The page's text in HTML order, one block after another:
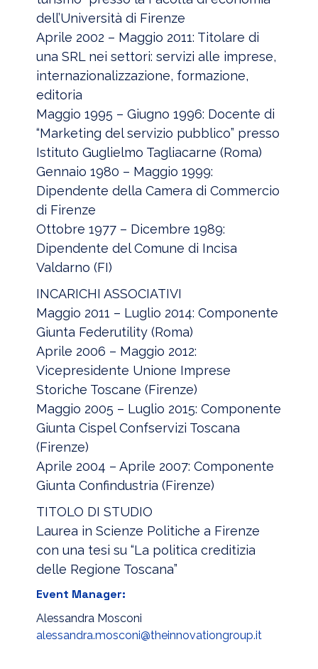
dell’Università di Firenze
Aprile 2002 – Maggio 2011: Titolare di
una SRL nei settori: servizi alle imprese,
internazionalizzazione, formazione,
editoria
Maggio 1995 – Giugno 1996: Docente di
“Marketing del servizio pubblico” presso
Istituto Guglielmo Tagliacarne (Roma)
Gennaio 1980 – Maggio 1999:
Dipendente della Camera di Commercio
di Firenze
Ottobre 1977 – Dicembre 1989:
Dipendente del Comune di Incisa
Valdarno (FI)
INCARICHI ASSOCIATIVI
Maggio 2011 – Luglio 2014: Componente
Giunta Federutility (Roma)
Aprile 2006 – Maggio 2012:
Vicepresidente Unione Imprese
Storiche Toscane (Firenze)
Maggio 2005 – Luglio 2015: Componente
Giunta Cispel Confservizi Toscana
(Firenze)
Aprile 2004 – Aprile 2007: Componente
Giunta Confindustria (Firenze)
TITOLO DI STUDIO
Laurea in Scienze Politiche a Firenze
con una tesi su “La politica creditizia
delle Regione Toscana”
Event Manager:
Alessandra Mosconi
alessandra.mosconi@theinnovationgroup.it